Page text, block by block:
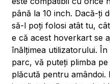
până la 10 inch. Dacă-ți
să-l poți folosi atât tu,
e că acest hoverkart se
înălțimea utilizatorului.
parc, vă puteți plimba
plăcută pentru amândoi.